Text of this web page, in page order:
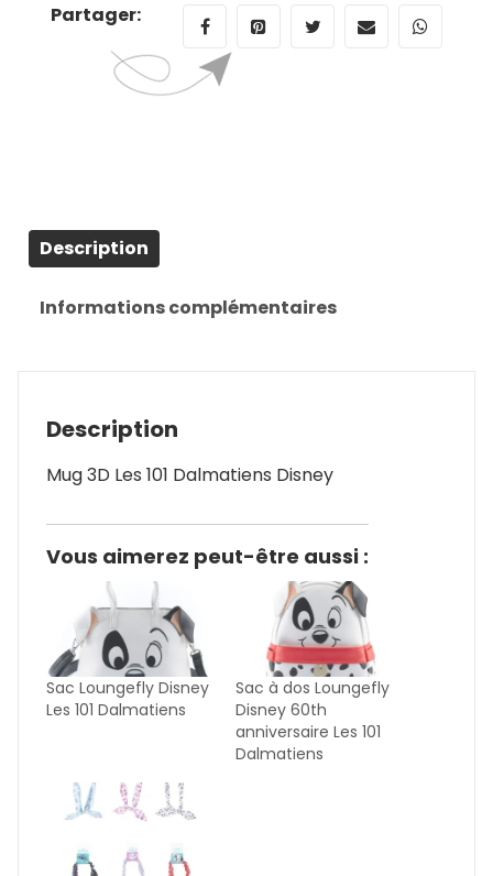
Partager:
Description
Informations complémentaires
Description
Mug 3D Les 101 Dalmatiens Disney
Vous aimerez peut-être aussi :
Sac Loungefly Disney
Les 101 Dalmatiens
Sac à dos Loungefly
Disney 60th
anniversaire Les 101
Dalmatiens